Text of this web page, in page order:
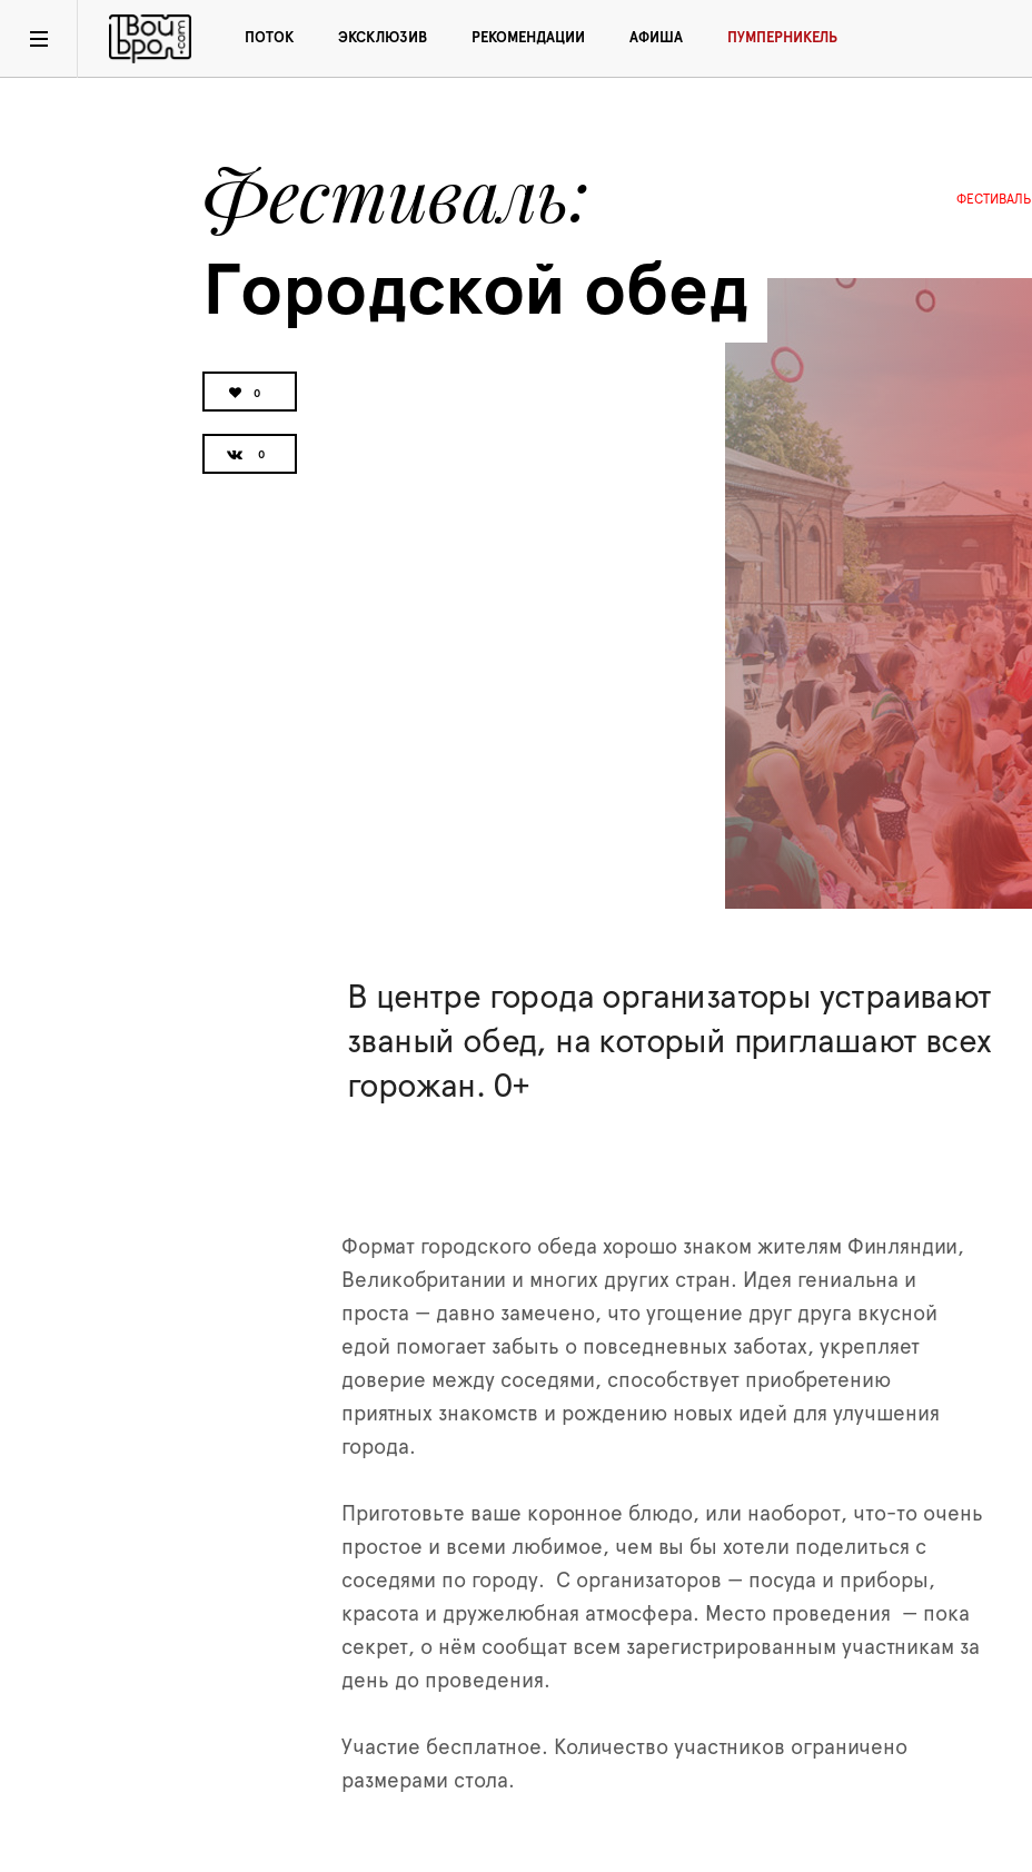
ПОТОК ЭКСКЛЮЗИВ РЕКОМЕНДАЦИИ АФИША ПУМПЕРНИКЕЛЬ
Фестиваль
Городской обед
0
ФЕСТИВАЛЬ
В центре города организаторы устраивают
званый обед, на который приглашают всех
горожан. 0+
Формат городского обеда хорошо знаком жителям Финляндии,
Великобритании и многих других стран. Идея гениальна и
проста — давно замечено, что угощение друг друга вкусной
едой помогает забыть о повседневных заботах, укрепляет
доверие между соседями, способствует приобретению
приятных знакомств и рождению новых идей для улучшения
города.
Приготовьте ваше коронное блюдо, или наоборот, что-то очень
простое и всеми любимое, чем вы бы хотели поделиться с
соседями по городу. С организаторов — посуда и приборы,
красота и дружелюбная атмосфера. Место проведения — пока
секрет, о нём сообщат всем зарегистрированным участникам за
день до проведения.
Участие бесплатное. Количество участников ограничено
размерами стола.